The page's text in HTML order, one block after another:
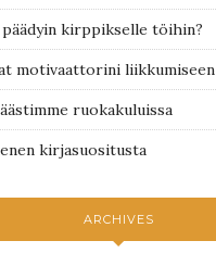
kirppikselle töihin?
motivaattorini liikkumiseen
ruokakuluissa
kirjasuositusta
ARCHIVES